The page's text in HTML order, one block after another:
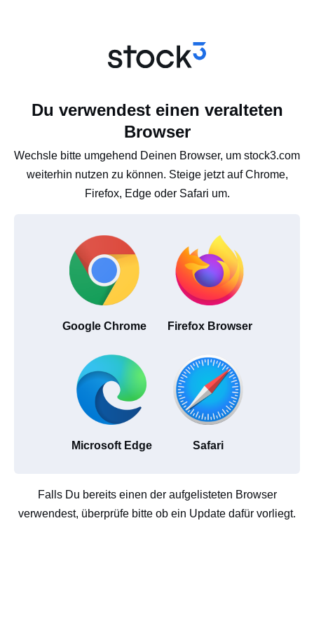
Du verwendest einen veralteten
Browser
Wechsle bitte umgehend Deinen Browser, um stock3.com
weiterhin nutzen zu können. Steige jetzt auf Chrome,
Firefox, Edge oder Safari um.
Google Chrome Firefox Browser
Microsoft Edge Safari
Falls Du bereits einen der aufgelisteten Browser
verwendest, überprüfe bitte ob ein Update dafür vorliegt.